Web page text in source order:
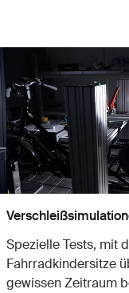
Spezielle Tests, mit
Fahrradkindersitze
gewissen Zeitraum